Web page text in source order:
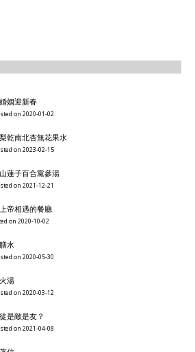
姻迎新春
on 2020-01-02
乾南北杏無花果水
on 2023-02-15
蓮子百合黨參湯
on 2021-12-21
帝相遇的餐廳
on 2020-10-02
水
on 2020-05-30
湯
on 2020-03-12
是敵是友？
on 2021-04-08